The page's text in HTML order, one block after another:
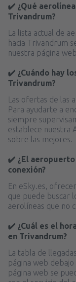
✔️ ¿Qué
Trivandrum?
La lista actual de
hacia Trivandrum
nuestra página web.
✔️ ¿Cuándo hay
Trivandrum?
Las ofertas de las
Para ayudarte a
siempre
establece nuestra
sobre las mejores.
✔️ ¿El
conexión?
En eSky.es,
que puede buscar
aerolíneas que no
✔️ ¿Cuál es el
en Trivandrum?
La tabla de
página web debajo
página web se